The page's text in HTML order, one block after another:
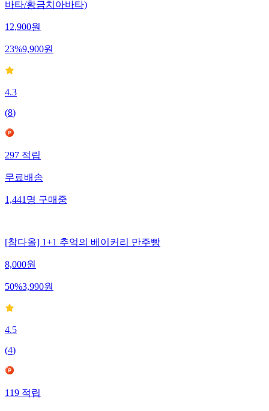
바타/황금치아바타)
12,900원
23%9,900원
4.3
(8)
297적립
무료배송
1,441명구매중
[참다올] 1+1 추억의 베이커리 만주빵
8,000원
50%3,990원
4.5
(4)
119적립